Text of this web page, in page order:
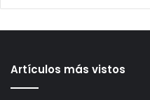
Artículos más vistos